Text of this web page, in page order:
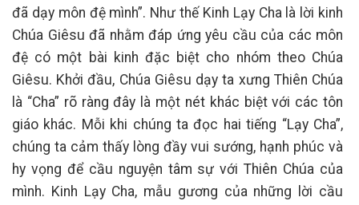
đã dạy môn đệ mình”. Như thế Kinh Lạy Cha là lời kinh
Chúa Giêsu đã nhằm đáp ứng yêu cầu của các môn
đệ có một bài kinh đặc biệt cho nhóm theo Chúa
Giêsu. Khởi đầu, Chúa Giêsu dạy ta xưng Thiên Chúa
là “Cha” rõ ràng đây là một nét khác biệt với các tôn
giáo khác. Mỗi khi chúng ta đọc hai tiếng “Lạy Cha”,
chúng ta cảm thấy lòng đầy vui sướng, hạnh phúc và
hy vọng để cầu nguyện tâm sự với Thiên Chúa của
mình. Kinh Lạy Cha, mẫu gương của những lời cầu